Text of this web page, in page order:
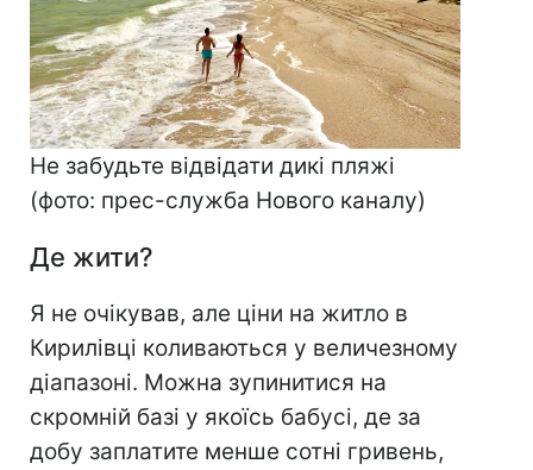
Не забудьте відвідати дикі пляжі
(фото: прес-служба Нового каналу)
Де жити?
Я не очікував, але ціни на житло в
Кирилівці коливаються у величезному
діапазоні. Можна зупинитися на
скромній базі у якоїсь бабусі, де за
добу заплатите менше сотні гривень,